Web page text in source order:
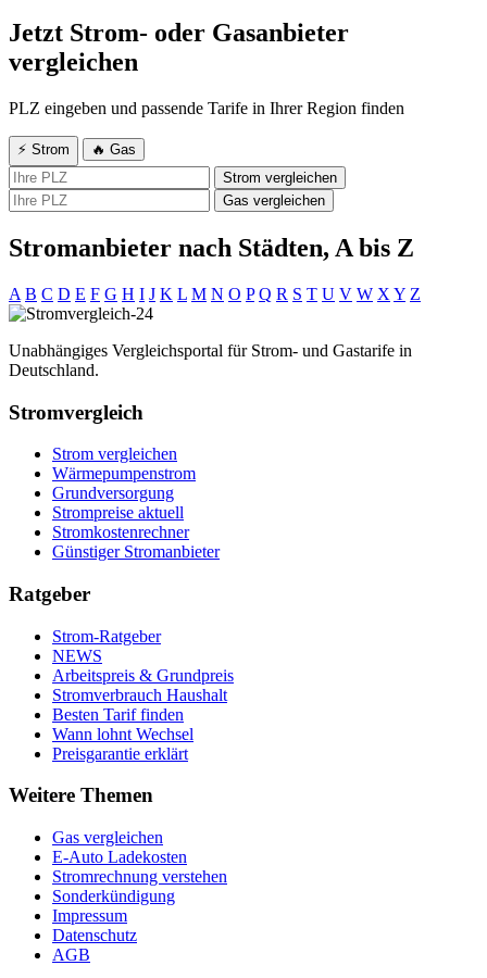
Jetzt Strom- oder Gasanbieter
vergleichen
PLZ eingeben und passende Tarife in Ihrer Region finden
⚡ Strom
🔥 Gas
Strom vergleichen
Gas vergleichen
Stromanbieter nach Städten, A bis Z
A B C D E F G H I J K L M N O P Q R S T U V W X Y Z
Unabhängiges Vergleichsportal für Strom- und Gastarife in
Deutschland.
Stromvergleich
Strom vergleichen
Wärmepumpenstrom
Grundversorgung
Strompreise aktuell
Stromkostenrechner
Günstiger Stromanbieter
Ratgeber
Strom-Ratgeber
NEWS
Arbeitspreis & Grundpreis
Stromverbrauch Haushalt
Besten Tarif finden
Wann lohnt Wechsel
Preisgarantie erklärt
Weitere Themen
Gas vergleichen
E-Auto Ladekosten
Stromrechnung verstehen
Sonderkündigung
Impressum
Datenschutz
AGB